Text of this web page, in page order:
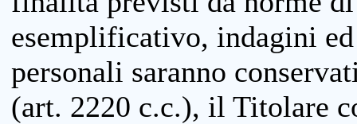
esemplificativo, indagini
personali saranno
(art. 2220 c.c.), il Titolare